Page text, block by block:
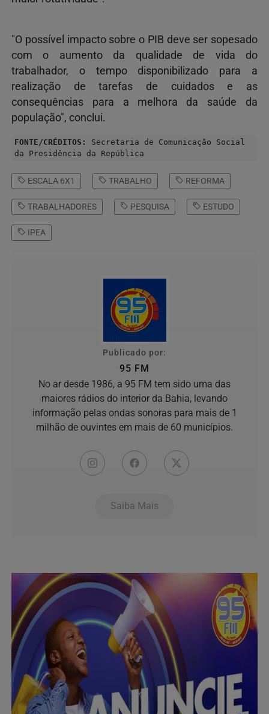
"O possível impacto sobre o PIB deve ser sopesado
com o aumento da qualidade de vida do
trabalhador, o tempo disponibilizado para a
realização de tarefas de cuidados e as
consequências para a melhora da saúde da
população", conclui.
FONTE/CRÉDITOS:
Secretaria de Comunicação Social
da Presidência da República
ESCALA 6X1 TRABALHO REFORMA
TRABALHADORES PESQUISA ESTUDO
IPEA
Publicado por:
95 FM
No ar desde 1986, a 95 FM tem sido uma das
maiores rádios do interior da Bahia, levando
informação pelas ondas sonoras para mais de 1
milhão de ouvintes em mais de 60 municípios.
Saiba Mais